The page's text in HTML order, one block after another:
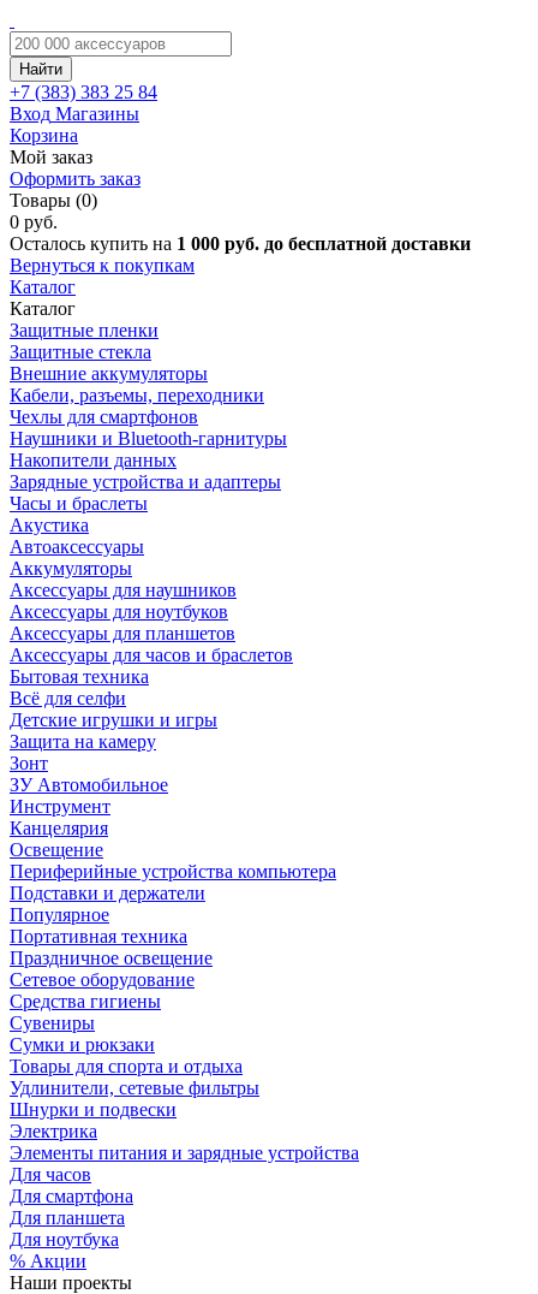
Найти
+7 (383) 383 25 84
Вход Магазины
Корзина
Мой заказ
Оформить заказ
Товары (0)
0 руб.
Осталось купить на 1 000 руб. до бесплатной доставки
Вернуться к покупкам
Каталог
Каталог
Защитные пленки
Защитные стекла
Внешние аккумуляторы
Кабели, разъемы, переходники
Чехлы для смартфонов
Наушники и Bluetooth-гарнитуры
Накопители данных
Зарядные устройства и адаптеры
Часы и браслеты
Акустика
Автоаксессуары
Аккумуляторы
Аксессуары для наушников
Аксессуары для ноутбуков
Аксессуары для планшетов
Аксессуары для часов и браслетов
Бытовая техника
Всё для селфи
Детские игрушки и игры
Защита на камеру
Зонт
ЗУ Автомобильное
Инструмент
Канцелярия
Освещение
Периферийные устройства компьютера
Подставки и держатели
Популярное
Портативная техника
Праздничное освещение
Сетевое оборудование
Средства гигиены
Сувениры
Сумки и рюкзаки
Товары для спорта и отдыха
Удлинители, сетевые фильтры
Шнурки и подвески
Электрика
Элементы питания и зарядные устройства
Для часов
Для смартфона
Для планшета
Для ноутбука
% Акции
Наши проекты